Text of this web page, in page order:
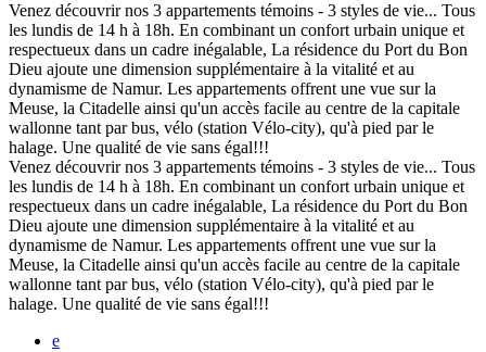
Venez découvrir nos 3 appartements témoins - 3 styles de vie... Tous
les lundis de 14 h à 18h. En combinant un confort urbain unique et
respectueux dans un cadre inégalable, La résidence du Port du Bon
Dieu ajoute une dimension supplémentaire à la vitalité et au
dynamisme de Namur. Les appartements offrent une vue sur la
Meuse, la Citadelle ainsi qu'un accès facile au centre de la capitale
wallonne tant par bus, vélo (station Vélo-city), qu'à pied par le
halage. Une qualité de vie sans égal!!!
Venez découvrir nos 3 appartements témoins - 3 styles de vie... Tous
les lundis de 14 h à 18h. En combinant un confort urbain unique et
respectueux dans un cadre inégalable, La résidence du Port du Bon
Dieu ajoute une dimension supplémentaire à la vitalité et au
dynamisme de Namur. Les appartements offrent une vue sur la
Meuse, la Citadelle ainsi qu'un accès facile au centre de la capitale
wallonne tant par bus, vélo (station Vélo-city), qu'à pied par le
halage. Une qualité de vie sans égal!!!
e